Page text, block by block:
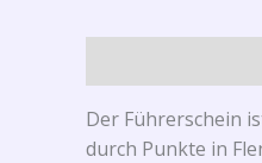
Der Führerschein
durch Punkte in